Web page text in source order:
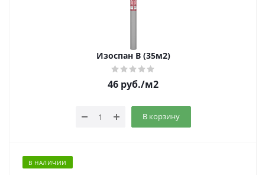
Изоспан B (35м2)
46 руб./м2
В корзину
В НАЛИЧИИ